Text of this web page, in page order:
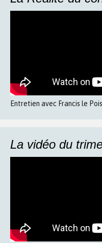
Entretien avec Francis le
La vidéo du